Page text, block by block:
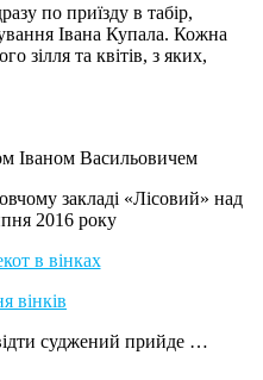
по приїзду в табір,
Івана Купала. Кожна
зілля та квітів, з яких,
Іваном Васильовичем
закладі «Лісовий» над
2016 року
суджений прийде …